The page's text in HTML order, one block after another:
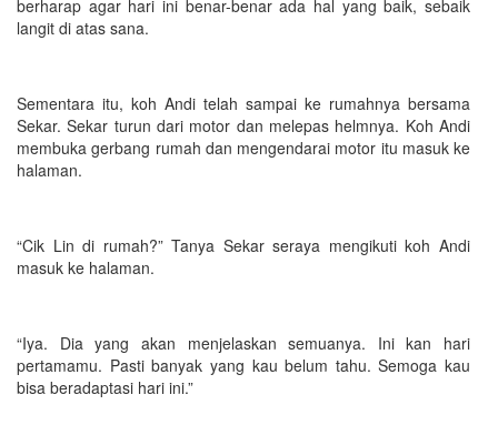
berharap agar hari ini benar-benar ada hal yang baik, sebaik
langit di atas sana.
Sementara itu, koh Andi telah sampai ke rumahnya bersama
Sekar. Sekar turun dari motor dan melepas helmnya. Koh Andi
membuka gerbang rumah dan mengendarai motor itu masuk ke
halaman.
“Cik Lin di rumah?” Tanya Sekar seraya mengikuti koh Andi
masuk ke halaman.
“Iya. Dia yang akan menjelaskan semuanya. Ini kan hari
pertamamu. Pasti banyak yang kau belum tahu. Semoga kau
bisa beradaptasi hari ini.”